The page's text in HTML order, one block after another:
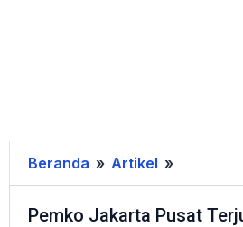
Beranda » Artikel »
Jakarta
Pusat
Pemko Jakarta Pusat